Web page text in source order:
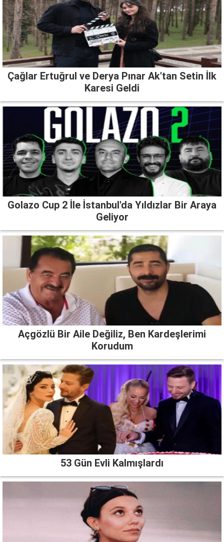
Çağlar Ertuğrul ve Derya Pınar Ak'tan Setin İlk
Karesi Geldi
Golazo Cup 2 İle İstanbul'da Yıldızlar Bir Araya
Geliyor
Açgözlü Bir Aile Değiliz, Ben Kardeşlerimi
Korudum
53 Gün Evli Kalmışlardı